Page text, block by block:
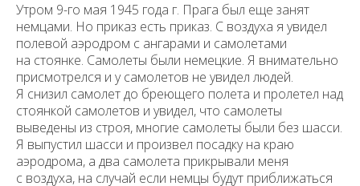
Утром 9-го мая 1945 года г. Прага был еще занят
немцами. Но приказ есть приказ. С воздуха я увидел
полевой аэродром с ангара­ми и самолетами
на стоянке. Самолеты были немецкие. Я внимательно
присмотрелся и у самолетов не увидел людей.
Я снизил самолет до брею­щего полета и пролетел над
стоянкой самолетов и увидел, что самолеты
выведены из строя, многие самолеты были без шасси.
Я выпустил шасси и произвел посадку на краю
аэродрома, а два самолета прикрывали меня
с воздуха, на случай если немцы будут приближаться